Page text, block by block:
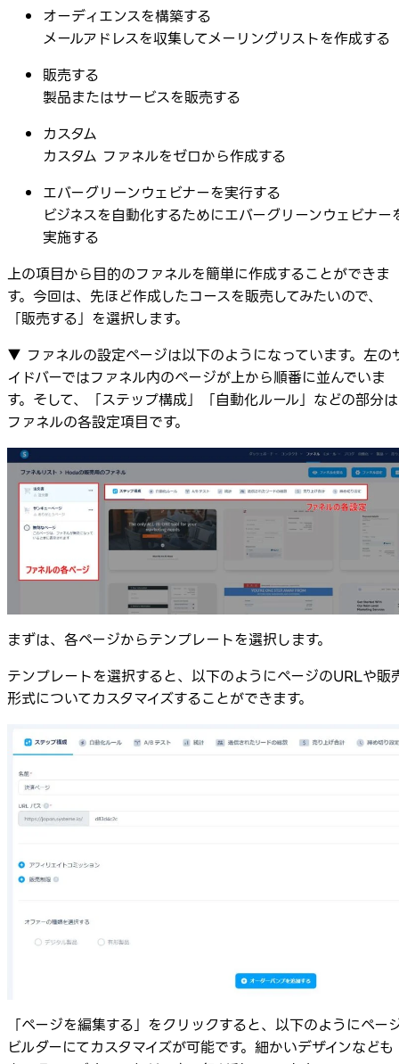
オーディエンスを構築する
メールアドレスを収集してメーリングリストを作成する
販売する
製品またはサービスを販売する
カスタム
カスタム ファネルをゼロから作成する
エバーグリーンウェビナーを実行する
ビジネスを自動化するためにエバーグリーンウェビナー
実施する
上の項目から目的のファネルを簡単に作成することができま
す。今回は、先ほど作成したコースを販売してみたいので、
「販売する」を選択します。
▼ ファネルの設定ページは以下のようになっています。左の
イドバーではファネル内のページが上から順番に並んでいま
す。そして、「ステップ構成」「自動化ルール」などの部分は
ファネルの各設定項目です。
まずは、各ページからテンプレートを選択します。
テンプレートを選択すると、以下のようにページのURLや販
形式についてカスタマイズすることができます。
「ページを編集する」をクリックすると、以下のようにペー
ビルダーにてカスタマイズが可能です。細かいデザインなども